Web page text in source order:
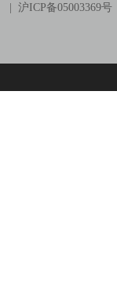
| 沪ICP备05003369号